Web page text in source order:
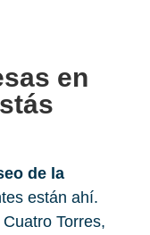
en
de la
están ahí.
Torres,